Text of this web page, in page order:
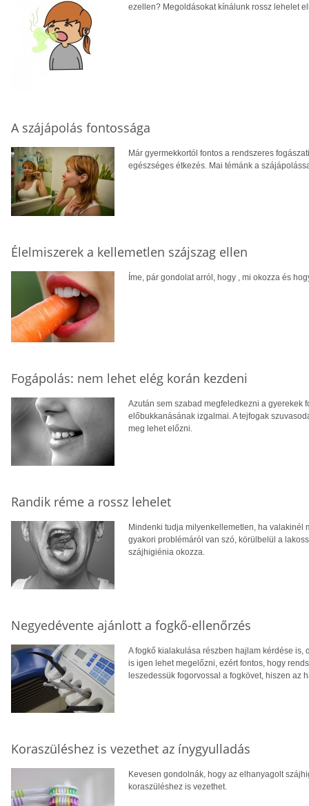
ezellen? Megoldásokat kínálunk rossz lehelet
A szájápolás fontossága
Már gyermekkortól fontos a rendszeres
egészséges étkezés. Mai témánk a
Élelmiszerek a kellemetlen szájszag ellen
Íme, pár gondolat arról, hogy , mi okozza és
Fogápolás: nem lehet elég korán kezdeni
Azután sem szabad megfeledkezni a gyerekek
előbukkanásának izgalmai. A tejfogak
meg lehet előzni.
Randik réme a rossz lehelet
Mindenki tudja milyenkellemetlen, ha valakinél
gyakori problémáról van szó, körülbelül a
szájhigiénia okozza.
Negyedévente ajánlott a fogkő-ellenőrzés
A fogkő kialakulása részben hajlam kérdése
is igen lehet megelőzni, ezért fontos, hogy
leszedessük fogorvossal a fogkövet, hiszen az
Koraszüléshez is vezethet az ínygyulladás
Kevesen gondolnák, hogy az elhanyagolt
koraszüléshez is vezethet.